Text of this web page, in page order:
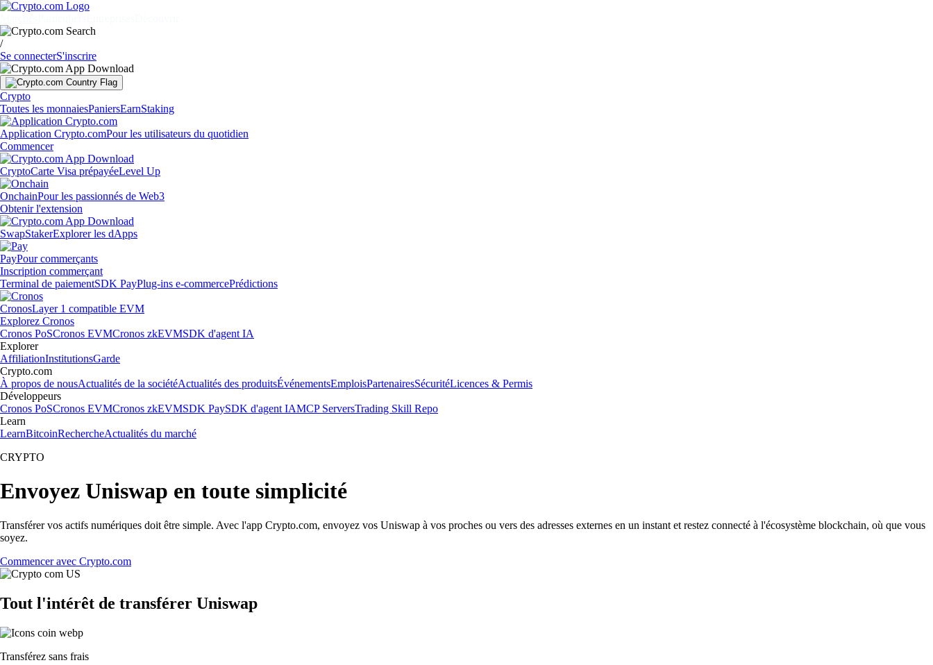
/
Se connecterS'inscrire
Crypto
Toutes les monnaiesPaniersEarnStaking
Application Crypto.comPour les utilisateurs du quotidien
Commencer
CryptoCarte Visa prépayéeLevel Up
OnchainPour les passionnés de Web3
Obtenir l'extension
SwapStakerExplorer les dApps
PayPour commerçants
Inscription commerçant
Terminal de paiementSDK PayPlug-ins e-commercePrédictions
CronosLayer 1 compatible EVM
Explorez Cronos
Cronos PoSCronos EVMCronos zkEVMSDK d'agent IA
Explorer
AffiliationInstitutionsGarde
Crypto.com
À propos de nousActualités de la sociétéActualités des produitsÉvénementsEmploisPartenairesSécuritéLicences & Permis
Développeurs
Cronos PoSCronos EVMCronos zkEVMSDK PaySDK d'agent IAMCP ServersTrading Skill Repo
Learn
LearnBitcoinRechercheActualités du marché
CRYPTO
Envoyez Uniswap en toute simplicité
Transférer vos actifs numériques doit être simple. Avec l'app Crypto.com, envoyez vos Uniswap à vos proches ou vers des adresses externes en un instant et restez connecté à l'écosystème blockchain, où que vous
soyez.
Commencer avec Crypto.com
Tout l'intérêt de transférer Uniswap
Transférez sans frais